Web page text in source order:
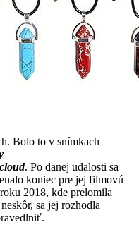
Bolo to v snímkach
. Po danej udalosti sa
koniec pre jej filmovú
2018, kde prelomila
sa jej rozhodla